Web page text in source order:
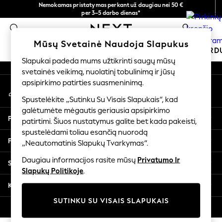
Nemokamas pristatymas perkant už daugiau nei 50 €
per 3–5 darbo dienas*
Dabar galite apsipirkti lietuvių kalba!
0
MOKYKLINĖ APRANGA ŠVENTINĖ
SCHOOLWEAR
All Boys Schoolwear
Shoes
Trousers
Shorts
Shirts
Polo Shirts
Sweatshirts & Jumpers
Coats & Jackets
Underwear
Multipacks
All Boys Sport & Swimwear
An error occurred on client
Mūsų socialiniai tinklai
Mano paskyra
Prisijunkite prie savo paskyros
Pagalba
Privatumas ir teisinė informacija
Skyriai
Kitos paslaugos
Mūsų Svetainė Naudoja Slapukus
Slapukai padeda mums užtikrinti saugų mūsų
svetainės veikimą, nuolatinį tobulinimą ir jūsų
apsipirkimo patirties suasmeninimą.
Spustelėkite „Sutinku Su Visais Slapukais“, kad
galėtumėte mėgautis geriausia apsipirkimo
patirtimi. Šiuos nustatymus galite bet kada pakeisti,
spustelėdami toliau esančią nuorodą
„Neautomatinis Slapukų Tvarkymas“.
Daugiau informacijos rasite mūsų Privatumo Ir
Slapukų Politikoje.
SUTINKU SU VISAIS SLAPUKAIS